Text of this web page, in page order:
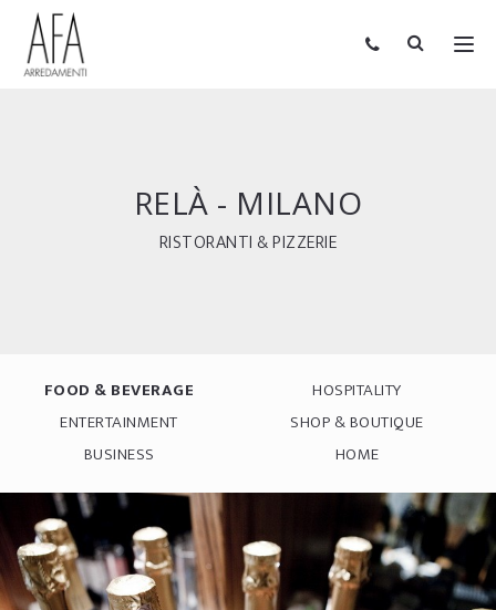
RELÀ - MILANO
RISTORANTI & PIZZERIE
FOOD & BEVERAGE
HOSPITALITY
ENTERTAINMENT
SHOP & BOUTIQUE
BUSINESS
HOME